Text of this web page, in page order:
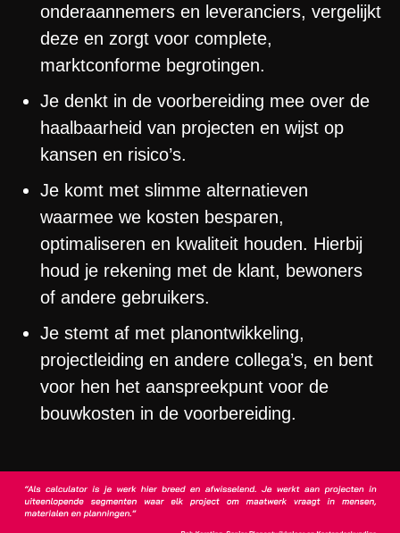
onderaannemers en leveranciers, vergelijkt
deze en zorgt voor complete,
marktconforme begrotingen.
Je denkt in de voorbereiding mee over de
haalbaarheid van projecten en wijst op
kansen en risico’s.
Je komt met slimme alternatieven
waarmee we kosten besparen,
optimaliseren en kwaliteit houden. Hierbij
houd je rekening met de klant, bewoners
of andere gebruikers.
Je stemt af met planontwikkeling,
projectleiding en andere collega’s, en bent
voor hen het aanspreekpunt voor de
bouwkosten in de voorbereiding.